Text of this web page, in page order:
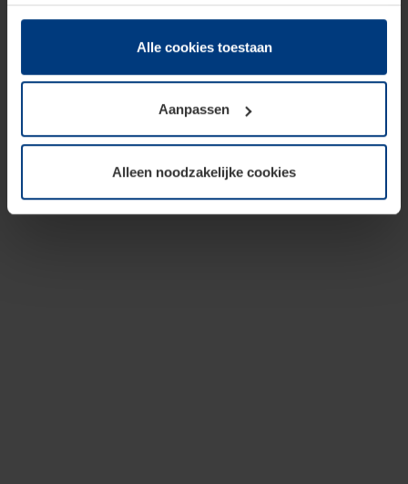
hun diensten hebben verzameld.
Juridisch hebben wij het recht om cookies op uw
van deze pagina's absoluut vereist is. Voor alle andere
soorten cookies is uw toestemming benodigd. Uw
toestemming kunt u op elk moment bij de uitleg van de
wijzigen of herroepen.
Alle cookies toestaan
Aanpassen
Alleen noodzakelijke cookies